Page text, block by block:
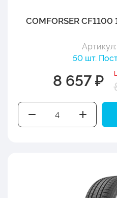
COMFORSER
50 шт.
8 657 ₽